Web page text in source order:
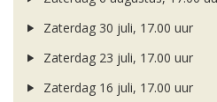
Zaterdag 30 juli, 17.00 uur
Zaterdag 23 juli, 17.00 uur
Zaterdag 16 juli, 17.00 uur